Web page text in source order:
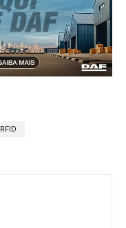
RFID